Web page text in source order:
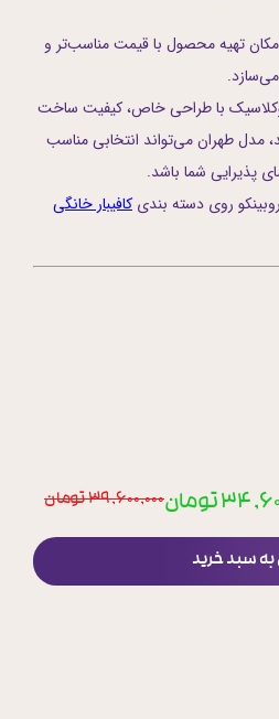
۳۹,۶۰۰,۰۰۰ تومان تومان
امکان تهیه محصول با قیمت مناسب‌تر و
با طراحی خاص، کیفیت ساخت
مدل طهران می‌تواند انتخابی مناسب
پذیرایی شما باشد.
روی دسته بندی کافیبار خانگی
به سبد خرید